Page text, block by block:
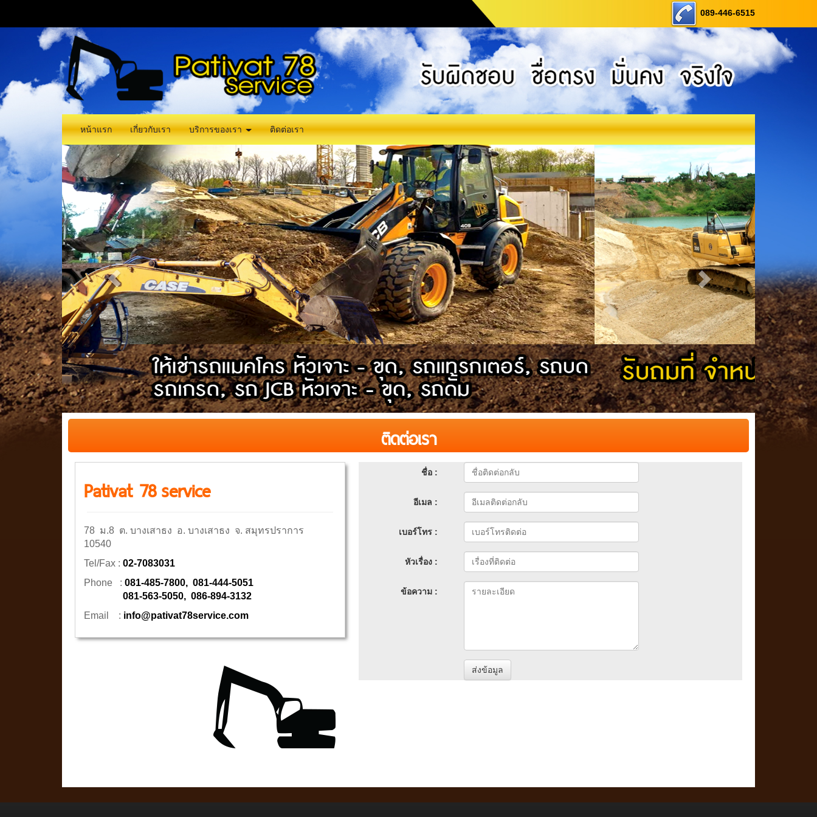
089-446-6515
หน้าแรก เกี่ยวกับเรา บริการของเรา ติดต่อเรา
ติดต่อเรา
Pativat 78service
78 ม.8 ต. บางเสาธง อ. บางเสาธง จ. สมุทรปราการ
10540
Tel/Fax : 02-7083031
Phone : 081-485-7800, 081-444-5051
081-563-5050, 086-894-3132
Email : info@pativat78service.com
ชื่อ :
อีเมล :
เบอร์โทร :
หัวเรื่อง :
ข้อความ :
ส่งข้อมูล